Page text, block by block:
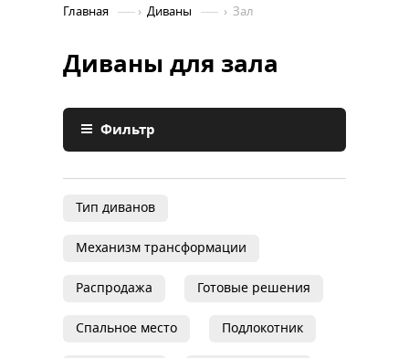
Главная › Диваны › Зал
Диваны для зала
Фильтр
Тип диванов
Механизм трансформации
Распродажа Готовые решения
Спальное место Подлокотник